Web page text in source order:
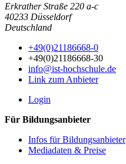
Erkrather Straße 220 a-c
40233 Düsseldorf
Deutschland
+49(0)21186668-0
+49(0)21186668-30
info@ist-hochschule.de
Link zum Anbieter
Login
Für Bildungsanbieter
Infos für Bildungsanbieter
Mediadaten & Preise